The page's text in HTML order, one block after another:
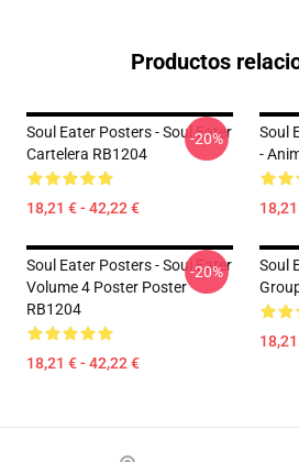
Productos
Soul Eater Posters - Soul Eater
Cartelera RB1204
18,21 € - 42,22 €
-20%
Soul
-
Soul Eater Posters - Soul Eater
Volume 4 Poster Poster
RB1204
18,21 € - 42,22 €
-20%
Soul